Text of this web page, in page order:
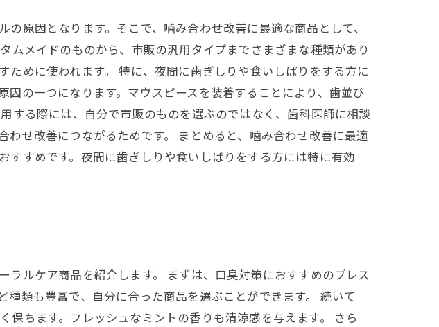
原因となります。そこで、噛み合わせ改善に最適な商品として、
ムメイドのものから、市販の汎用タイプまでさまざまな種類があり
めに使われます。 特に、夜間に歯ぎしりや食いしばりをする方に
の一つになります。マウスピースを装着することにより、歯並び
する際には、自分で市販のものを選ぶのではなく、歯科医師に相談
せ改善につながるためです。 まとめると、噛み合わせ改善に最適
すめです。夜間に歯ぎしりや食いしばりをする方には特に有効
ルケア商品を紹介します。 まずは、口臭対策におすすめのブレス
類も豊富で、自分に合った商品を選ぶことができます。 続いて
ちます。フレッシュなミントの香りも清涼感を与えます。 さら